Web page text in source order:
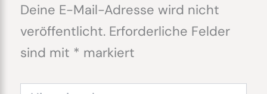
Deine E-Mail-Adresse wird nicht
veröffentlicht. Erforderliche Felder
sind mit * markiert